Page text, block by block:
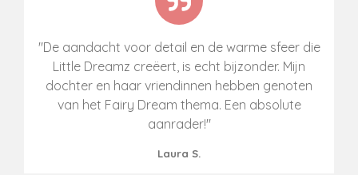
"De aandacht voor detail en de warme sfeer die
Little Dreamz creëert, is echt bijzonder. Mijn
dochter en haar vriendinnen hebben genoten
van het Fairy Dream thema. Een absolute
aanrader!"
Laura S.